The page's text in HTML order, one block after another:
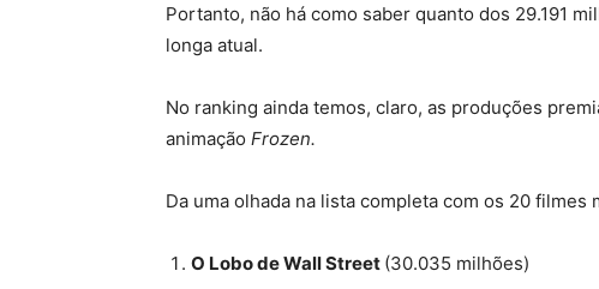
Portanto, não há como saber quanto dos 29.191
longa atual.
No ranking ainda temos, claro, as produções
animação Frozen.
Da uma olhada na lista completa com os 20 filmes
O Lobo de Wall Street (30.035 milhões)